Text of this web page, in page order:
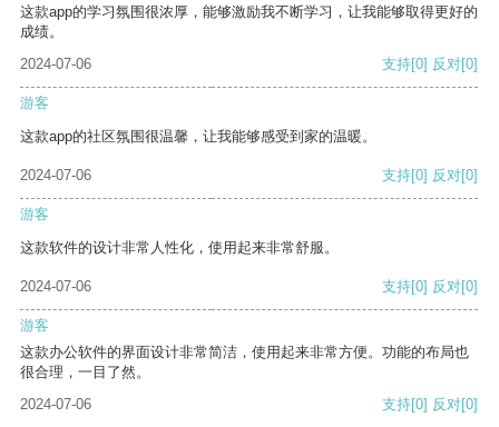
这款app的学习氛围很浓厚，能够激励我不断学习，让我能够取得更好的
成绩。
2024-07-06
支持[0] 反对[0]
游客
这款app的社区氛围很温馨，让我能够感受到家的温暖。
2024-07-06 支持[0] 反对[0]
游客
这款软件的设计非常人性化，使用起来非常舒服。
2024-07-06 支持[0] 反对[0]
游客
这款办公软件的界面设计非常简洁，使用起来非常方便。功能的布局也
很合理，一目了然。
2024-07-06
支持[0] 反对[0]